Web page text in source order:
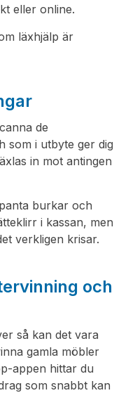
eller online.
läxhjälp är
de
som i utbyte ger dig
in mot antingen
burkar och
i kassan, men
verkligen krisar.
och
så kan det vara
gamla möbler
appen hittar du
som snabbt kan